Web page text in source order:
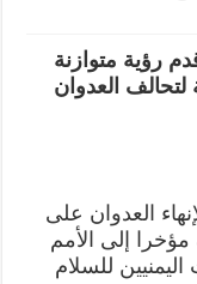
رؤية متوازنة
العدوان
العدوان على
مؤخرا إلى الأمم
للسلام